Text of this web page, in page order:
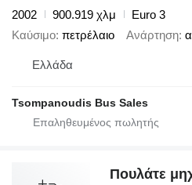
2002
900.919 χλμ
Euro 3
Καύσιμο πετρέλαιο Ανάρτηση
Ελλάδα
Tsompanoudis Bus Sales
Πουλάτε